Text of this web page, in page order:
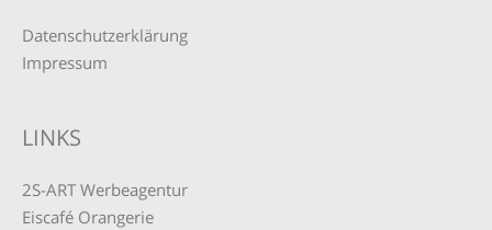
Datenschutzerklärung
Impressum
LINKS
2S-ART Werbeagentur
Eiscafé Orangerie